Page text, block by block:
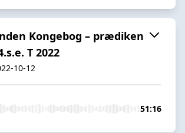
Kongebog – prædiken
T 2022
10-12
51:16